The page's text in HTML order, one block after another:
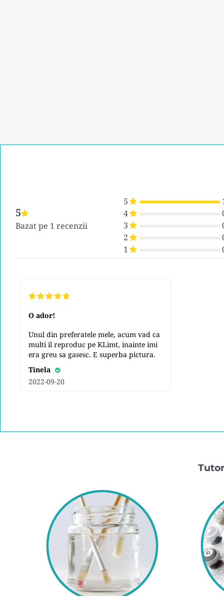
5
Bazat pe 1 recenzii
5
4
3
2
1
O ador!
Unul din preferatele mele, acum vad ca
multi il reproduc pe KLimt, inainte imi
era greu sa gasesc. E superba pictura.
Tinela
2022-09-20